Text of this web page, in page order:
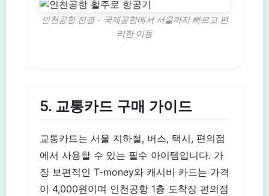
인천공항 전경 - 국제공항에서 서울까지 빠르고 편
리한 이동
5. 교통카드 구매 가이드
교통카드는 서울 지하철, 버스, 택시, 편의점
에서 사용할 수 있는 필수 아이템입니다. 가
장 보편적인 T-money와 캐시비 카드는 가격
이 4,000원이며 인천공항 1층 도착장 편의점